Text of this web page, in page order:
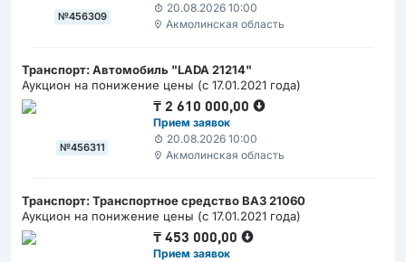
№456309
20.08.2026 10:00
Акмолинская область
Транспорт: Автомобиль "LADA 21214"
Аукцион на понижение цены (с 17.01.2021 года)
№456311
₸ 2 610 000,00
Прием заявок
20.08.2026 10:00
Акмолинская область
Транспорт: Транспортное средство ВАЗ 21060
Аукцион на понижение цены (с 17.01.2021 года)
₸453 000,00
Прием заявок